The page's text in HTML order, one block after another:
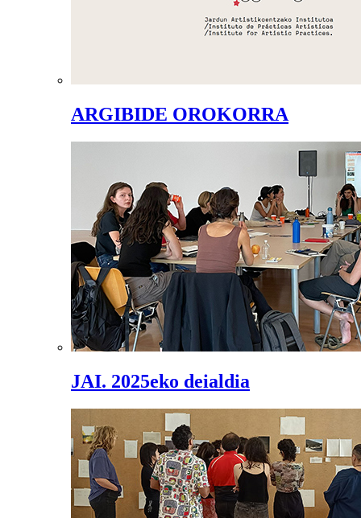
ARGIBIDE OROKORRA
JAI. 2025eko deialdia